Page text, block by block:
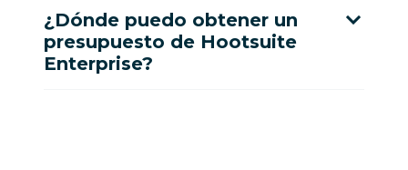
¿Dónde puedo obtener un
presupuesto de Hootsuite
Enterprise?